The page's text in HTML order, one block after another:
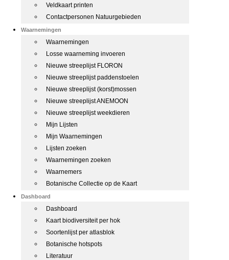
Veldkaart printen
Contactpersonen Natuurgebieden
Waarnemingen
Waarnemingen
Losse waarneming invoeren
Nieuwe streeplijst FLORON
Nieuwe streeplijst paddenstoelen
Nieuwe streeplijst (korst)mossen
Nieuwe streeplijst ANEMOON
Nieuwe streeplijst weekdieren
Mijn Lijsten
Mijn Waarnemingen
Lijsten zoeken
Waarnemingen zoeken
Waarnemers
Botanische Collectie op de Kaart
Dashboard
Dashboard
Kaart biodiversiteit per hok
Soortenlijst per atlasblok
Botanische hotspots
Literatuur